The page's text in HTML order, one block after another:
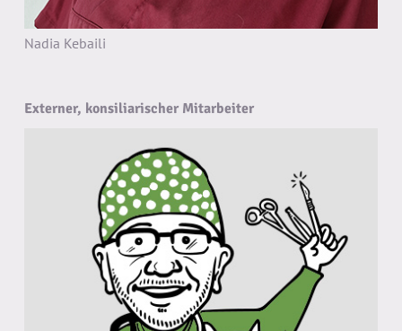
Nadia Kebaili
Externer, konsiliarischer Mitarbeiter